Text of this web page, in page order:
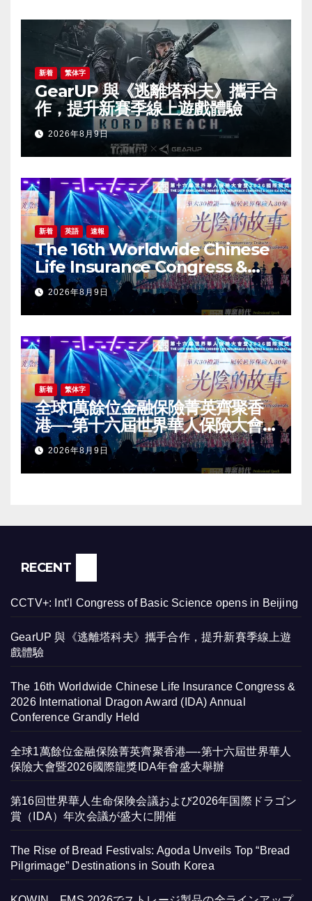
新着 繁体字
GearUP 與《逃離塔科夫》攜手合
作，提升新賽季線上遊戲體驗
2026年8月9日
新着 英語 速報
The 16th Worldwide Chinese
Life Insurance Congress &
2026 International Dragon
Award (IDA) Annual
Conference Grandly Held
2026年8月9日
新着 繁体字
全球1萬餘位金融保險菁英齊聚香
港—-第十六屆世界華人保險大會
暨2026國際龍獎IDA年會盛大舉
辦2026年8月9日
RECENT
CCTV+: Int’l Congress of Basic Science opens in Beijing
GearUP 與《逃離塔科夫》攜手合作，提升新賽季線上遊
戲體驗
The 16th Worldwide Chinese Life Insurance Congress &
2026 International Dragon Award (IDA) Annual
Conference Grandly Held
全球1萬餘位金融保險菁英齊聚香港—-第十六屆世界華人
保險大會暨2026國際龍獎IDA年會盛大舉辦
第16回世界華人生命保険会議および2026年国際ドラゴン
賞（IDA）年次会議が盛大に開催
The Rise of Bread Festivals: Agoda Unveils Top “Bread
Pilgrimage” Destinations in South Korea